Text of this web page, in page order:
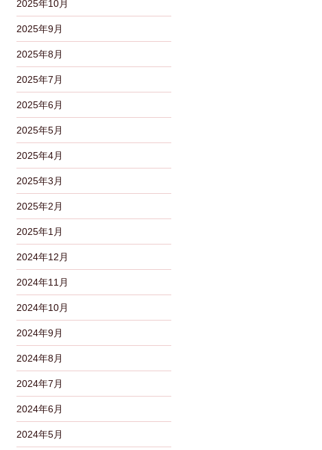
2025年10月
2025年9月
2025年8月
2025年7月
2025年6月
2025年5月
2025年4月
2025年3月
2025年2月
2025年1月
2024年12月
2024年11月
2024年10月
2024年9月
2024年8月
2024年7月
2024年6月
2024年5月